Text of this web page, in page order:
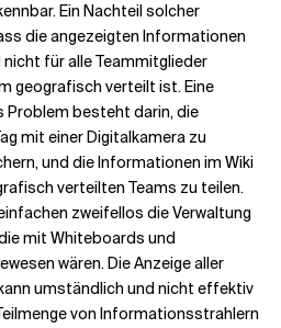
Ein Nachteil solcher
die angezeigten Informationen
für alle Teammitglieder
geografisch verteilt ist. Eine
Problem besteht darin, die
mit einer Digitalkamera zu
und die Informationen im Wiki
verteilten Teams zu teilen.
zweifellos die Verwaltung
mit Whiteboards und
wären. Die Anzeige aller
umständlich und nicht effektiv
von Informationsstrahlern